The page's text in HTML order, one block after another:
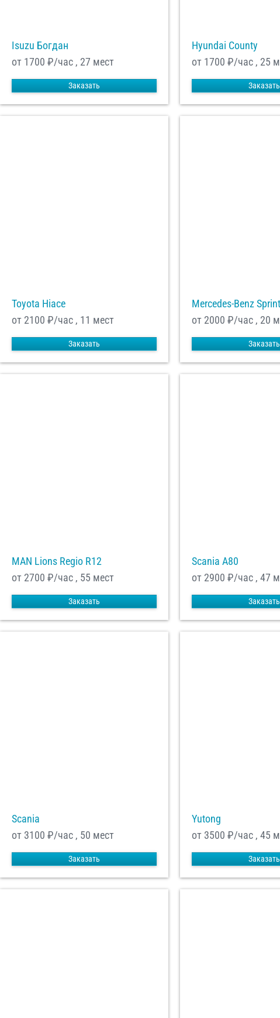
Isuzu Богдан
от 1700 ₽/час , 27 мест
Заказать
Hyundai County
от 1700 ₽/час , 25
Заказать
Toyota Hiace
от 2100 ₽/час , 11 мест
Заказать
Mercedes-Benz
от 2000 ₽/час , 20
Заказать
MAN Lions Regio R12
от 2700 ₽/час , 55 мест
Заказать
Scania A80
от 2900 ₽/час , 47
Заказать
Scania
от 3100 ₽/час , 50 мест
Заказать
Yutong
от 3500 ₽/час , 45
Заказать